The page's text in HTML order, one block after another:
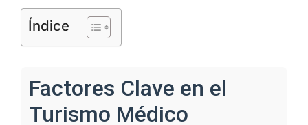
Índice
Factores Clave en el
Turismo Médico